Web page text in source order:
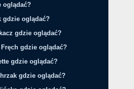
oglądać?
gdzie oglądać?
gdzie oglądać?
gdzie oglądać?
gdzie oglądać?
gdzie oglądać?